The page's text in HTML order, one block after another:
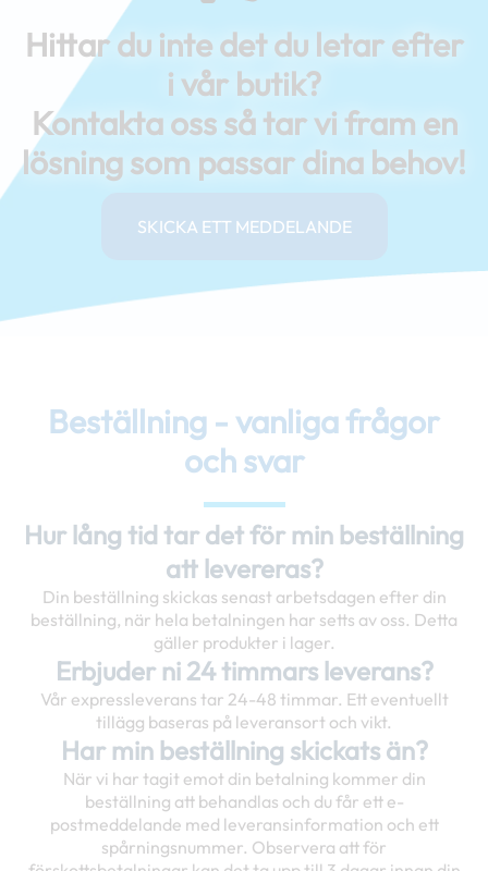
Hittar du inte det du letar efter
i vår butik?
Kontakta oss så tar vi fram en
lösning som passar dina behov!
SKICKA ETT MEDDELANDE
Beställning - vanliga frågor
och svar
Hur lång tid tar det för min beställning
att levereras?
Din beställning skickas senast arbetsdagen efter din
beställning, när hela betalningen har setts av oss. Detta
gäller produkter i lager.
Erbjuder ni 24 timmars leverans?
Vår expressleverans tar 24-48 timmar. Ett eventuellt
tillägg baseras på leveransort och vikt.
Har min beställning skickats än?
När vi har tagit emot din betalning kommer din
beställning att behandlas och du får ett e-
postmeddelande med leveransinformation och ett
spårningsnummer. Observera att för